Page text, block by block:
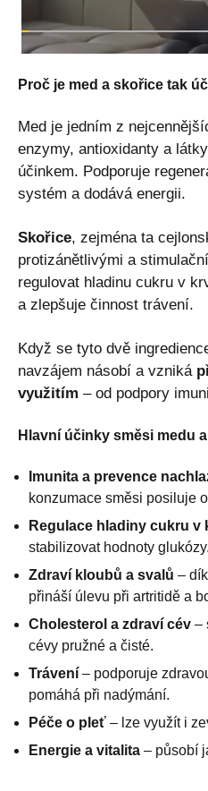
Proč je med a skořice tak
Med je jedním z
enzymy, antioxidanty a
účinkem. Podporuje
systém a dodává energii.
Skořice, zejména ta
protizánětlivými a
regulovat hladinu cukru v
a zlepšuje činnost trávení.
Když se tyto dvě
navzájem násobí a vzniká
využitím – od podpory
Hlavní účinky směsi medu
Imunita a prevence
konzumace směsi posiluje
Regulace hladiny cukru v
stabilizovat hodnoty glukózy.
Zdraví kloubů a svalů –
přináší úlevu při artritidě a
Cholesterol a zdraví cév –
cévy pružné a čisté.
Trávení – podporuje
pomáhá při nadýmání.
Péče o pleť – lze využít i
Energie a vitalita – působí